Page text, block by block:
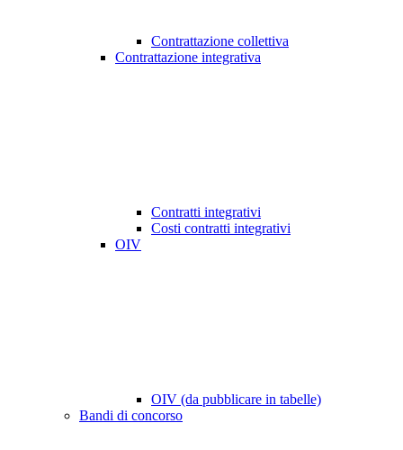
Contrattazione collettiva
Contrattazione integrativa
Contratti integrativi
Costi contratti integrativi
OIV
OIV (da pubblicare in tabelle)
Bandi di concorso